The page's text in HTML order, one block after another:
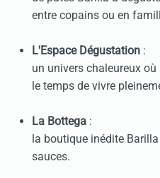
entre copains ou en
L'Espace Dégustation :
un univers chaleureux
le temps de vivre
La Bottega :
la boutique inédite
sauces.